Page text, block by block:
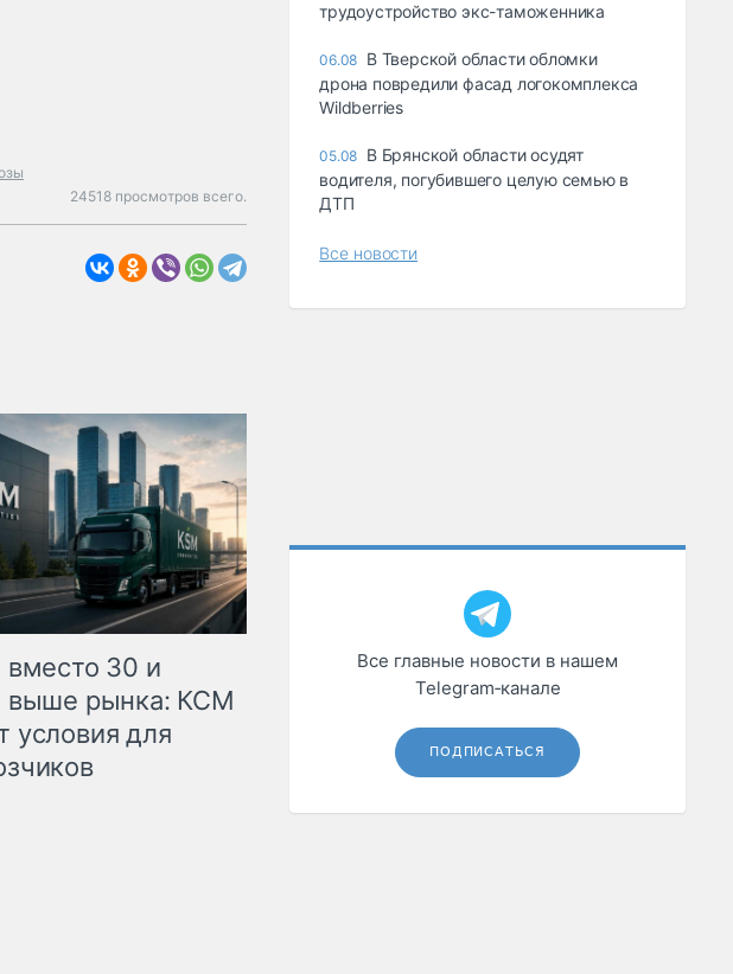
24518 просмотров всего.
вместо 30 и
выше рынка: КСМ
условия для
трудоустройство экс-таможенника
06.08 В Тверской области обломки
дрона повредили фасад логокомплекса
Wildberries
05.08 В Брянской области осудят
водителя, погубившего целую семью в
ДТП
Все новости
Все главные новости в нашем
Telegram‑канале
ПОДПИСАТЬСЯ